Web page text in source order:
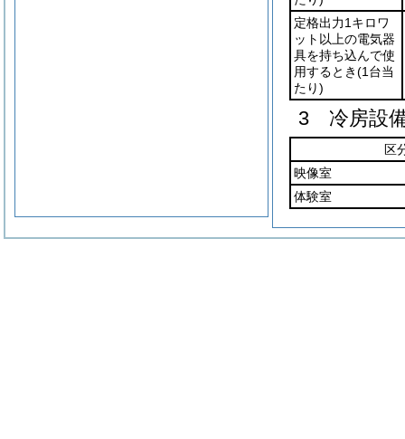
定格出力1キロワ
ット以上の電気器
具を持ち込んで使
用するとき(1台当
たり)
3 冷房設
区
映像室
体験室